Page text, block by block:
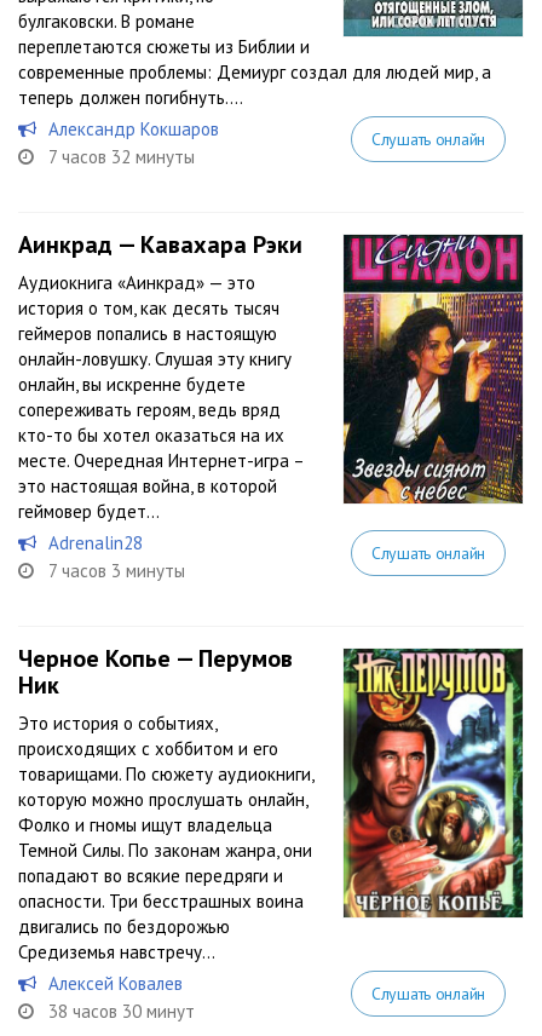
булгаковски. В романе
переплетаются сюжеты из Библии и
современные проблемы: Демиург создал для людей мир, а
теперь должен погибнуть....
Александр Кокшаров
7 часов 32 минуты
Слушать онлайн
Аинкрад — Кавахара Рэки
Аудиокнига «Аинкрад» — это
история о том, как десять тысяч
геймеров попались в настоящую
онлайн-ловушку. Слушая эту книгу
онлайн, вы искренне будете
сопереживать героям, ведь вряд
кто-то бы хотел оказаться на их
месте. Очередная Интернет-игра –
это настоящая война, в которой
геймовер будет...
Adrenalin28
7 часов 3 минуты
Слушать онлайн
Черное Копье — Перумов
Ник
Это история о событиях,
происходящих с хоббитом и его
товарищами. По сюжету аудиокниги,
которую можно прослушать онлайн,
Фолко и гномы ищут владельца
Темной Силы. По законам жанра, они
попадают во всякие передряги и
опасности. Три бесстрашных воина
двигались по бездорожью
Средиземья навстречу...
Алексей Ковалев
38 часов 30 минут
Слушать онлайн